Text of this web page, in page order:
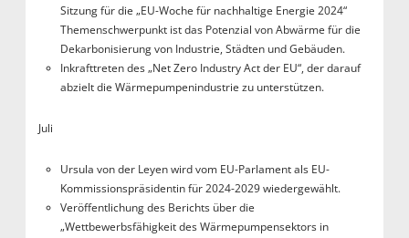
Sitzung für die „EU-Woche für nachhaltige Energie 2024“
Themenschwerpunkt ist das Potenzial von Abwärme für die
Dekarbonisierung von Industrie, Städten und Gebäuden.
Inkrafttreten des „Net Zero Industry Act der EU“, der darauf
abzielt die Wärmepumpenindustrie zu unterstützen.
Juli
Ursula von der Leyen wird vom EU-Parlament als EU-
Kommissionspräsidentin für 2024-2029 wiedergewählt.
Veröffentlichung des Berichts über die
„Wettbewerbsfähigkeit des Wärmepumpensektors in